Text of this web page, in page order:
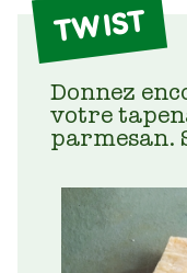
TWIST
Donnez
votre
parmesan.